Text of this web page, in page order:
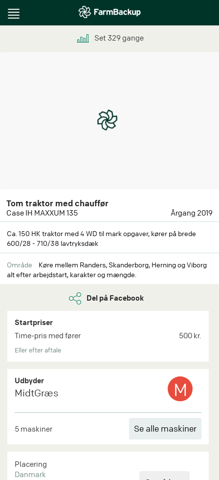
Toggle
Set 329 gange
Tom traktor med chauffør
Case IH MAXXUM 135 Årgang 2019
Ca. 150 HK traktor med 4 WD til mark opgaver, kører på brede
600/28 - 710/38 lavtryksdæk
Område
Køre mellem Randers, Skanderborg, Herning og Viborg
alt efter arbejdstart, karakter og mængde.
Del på Facebook
Startpriser
Time-pris med fører
500 kr.
Eller efter aftale
Udbyder
MidtGræs M
5 maskiner Se alle maskiner
Placering
Danmark